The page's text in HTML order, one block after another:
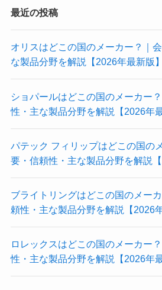
最近の投稿
オリスはどこの国のメーカー？｜
な製品分野を解説【2026年最新版】
ショパールはどこの国のメーカー
性・主な製品分野を解説【2026年
パテック フィリップはどこの国の
要・信頼性・主な製品分野を解説【
ブライトリングはどこの国のメー
頼性・主な製品分野を解説【2026
ロレックスはどこの国のメーカー
性・主な製品分野を解説【2026年